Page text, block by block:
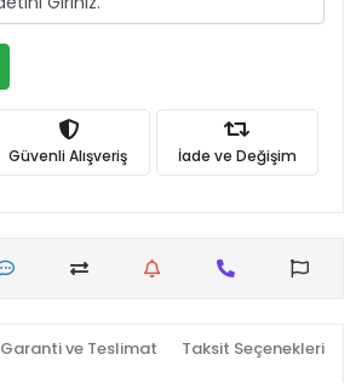
Güvenli Alışveriş İade ve Değişim
Garanti ve Teslimat Taksit Seçenekleri